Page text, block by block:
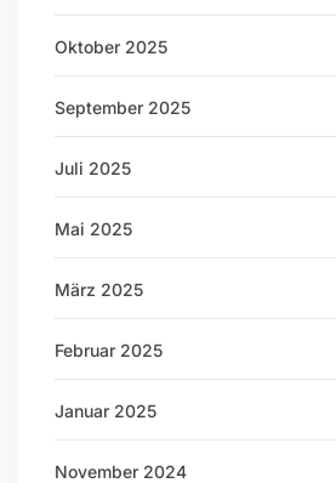
Oktober 2025
September 2025
Juli 2025
Mai 2025
März 2025
Februar 2025
Januar 2025
November 2024